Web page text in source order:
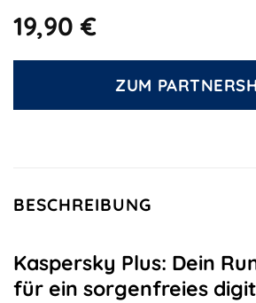
19,90€
ZUM
BESCHREIBUNG
Kaspersky Plus: Dein
für ein sorgenfreies